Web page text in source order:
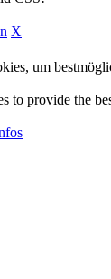
X
um
to provide the